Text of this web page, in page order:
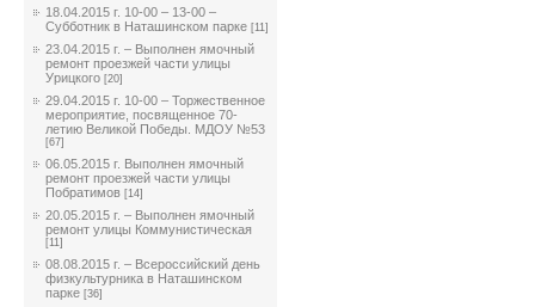
18.04.2015 г. 10-00 – 13-00 –
Субботник в Наташинском парке [11]
23.04.2015 г. – Выполнен ямочный
ремонт проезжей части улицы
Урицкого [20]
29.04.2015 г. 10-00 – Торжественное
мероприятие, посвященное 70-
летию Великой Победы. МДОУ №53
[67]
06.05.2015 г. Выполнен ямочный
ремонт проезжей части улицы
Побратимов [14]
20.05.2015 г. – Выполнен ямочный
ремонт улицы Коммунистическая
[11]
08.08.2015 г. – Всероссийский день
физкультурника в Наташинском
парке [36]